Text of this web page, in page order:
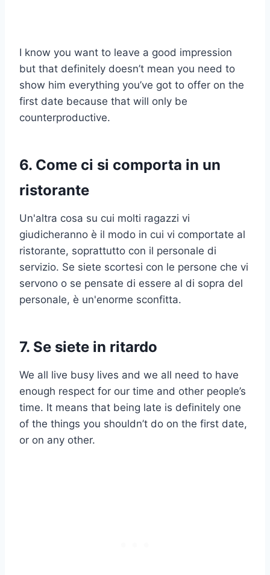
I know you want to leave a good impression
but that definitely doesn’t mean you need to
show him everything you’ve got to offer on the
first date because that will only be
counterproductive.
6. Come ci si comporta in un
ristorante
Un'altra cosa su cui molti ragazzi vi
giudicheranno è il modo in cui vi comportate al
ristorante, soprattutto con il personale di
servizio. Se siete scortesi con le persone che vi
servono o se pensate di essere al di sopra del
personale, è un'enorme sconfitta.
7. Se siete in ritardo
We all live busy lives and we all need to have
enough respect for our time and other people’s
time. It means that being late is definitely one
of the things you shouldn’t do on the first date,
or on any other.